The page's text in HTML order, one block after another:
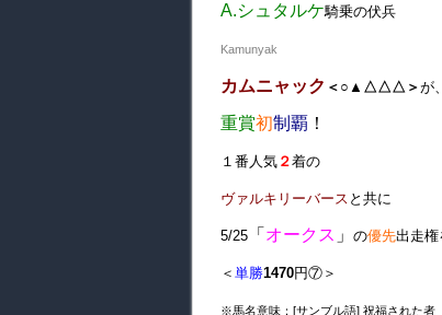
A.シュタルケ騎乗の伏兵
Kamunyak
カムニャック ＜ ○▲△△△＞ が、
重賞初制覇 ！
１番人気 ２着の
ヴァルキリーバース と共に
5/25 「 オークス 」 の優先出走権
＜ 単勝1470円⑦＞
※馬名意味：[サンブル語] 祝福された者